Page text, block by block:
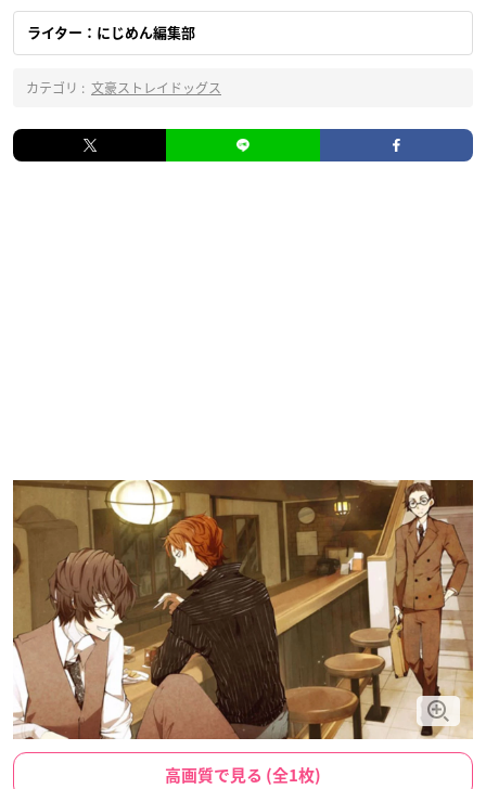
ライター：にじめん編集部
カテゴリ : 文豪ストレイドッグス
高画質で見る (全1枚)